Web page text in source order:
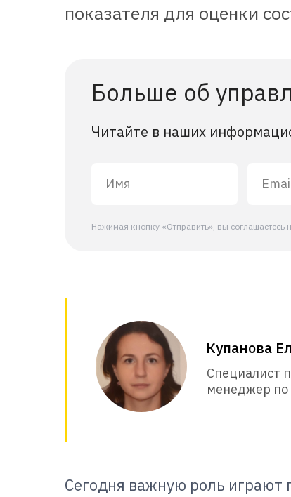
показателя для оценки
Читайте в наших
Больше об
Нажимая кнопку «Отправить», вы соглашаетесь
Купанова
Специалист
менеджер по
Сегодня важную роль играют